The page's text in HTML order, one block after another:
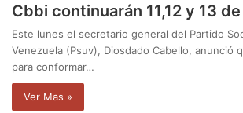
Cbbi continuarán 11,12 y 13
Este lunes el secretario general del Partido
Venezuela (Psuv), Diosdado Cabello, anunció
para conformar…
Ver Mas »